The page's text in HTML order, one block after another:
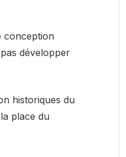
conception
développer
historiques du
place du